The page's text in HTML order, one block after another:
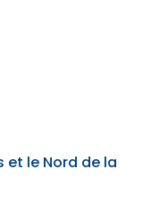
et le Nord de la